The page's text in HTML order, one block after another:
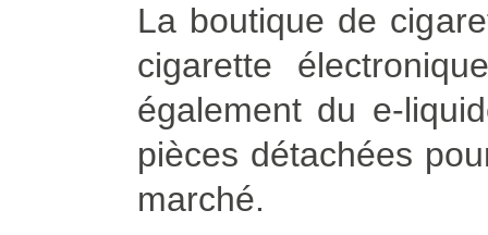
La boutique de
cigarette
également du e-
pièces détachées
marché.